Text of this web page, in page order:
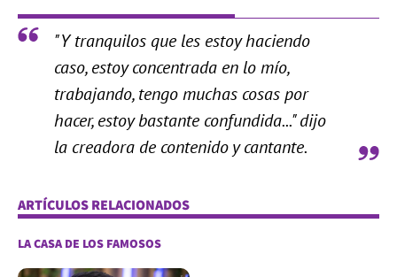
"Y tranquilos que les estoy haciendo
caso, estoy concentrada en lo mío,
trabajando, tengo muchas cosas por
hacer, estoy bastante confundida..." dijo
la creadora de contenido y cantante.
ARTÍCULOS RELACIONADOS
LA CASA DE LOS FAMOSOS